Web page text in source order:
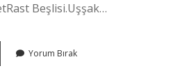
Beşlisi.Uşşak…
Yorum Bırak